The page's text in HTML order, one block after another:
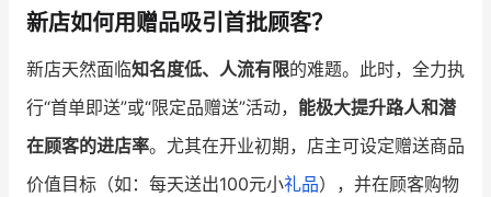
新店如何用赠品吸引首批顾客？
新店天然面临知名度低、人流有限的难题。此时，全力执
行“首单即送”或“限定品赠送”活动， 能极大提升路人和潜
在顾客的进店率。尤其在开业初期，店主可设定赠送商品
价值目标（如：每天送出100元小礼品），并在顾客购物